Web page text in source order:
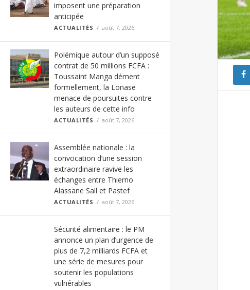
imposent une préparation
anticipée
ACTUALITÉS août 7, 2026
Polémique autour d’un supposé
contrat de 50 millions FCFA :
Toussaint Manga dément
formellement, la Lonase
menace de poursuites contre
les auteurs de cette info
ACTUALITÉS août 7, 2026
Assemblée nationale : la
convocation d’une session
extraordinaire ravive les
échanges entre Thierno
Alassane Sall et Pastef
ACTUALITÉS août 7, 2026
Sécurité alimentaire : le PM
annonce un plan d’urgence de
plus de 7,2 milliards FCFA et
une série de mesures pour
soutenir les populations
vulnérables